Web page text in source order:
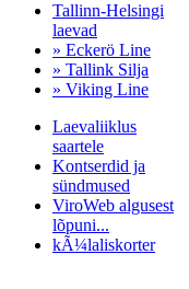
Tallinn-Helsingi
laevad
» Eckerö Line
» Tallink Silja
» Viking Line
Laevaliiklus
saartele
Kontserdid ja
sündmused
ViroWeb algusest
lõpuni...
kÃ¼laliskorter